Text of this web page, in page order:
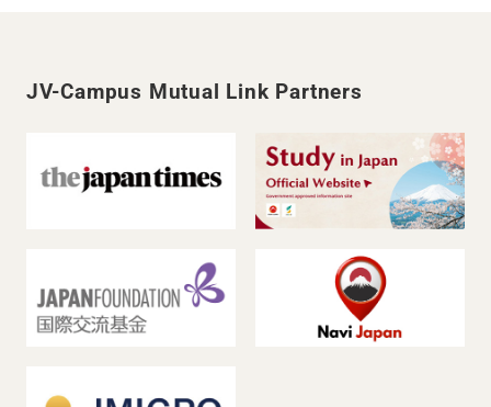
JV-Campus Mutual Link Partners